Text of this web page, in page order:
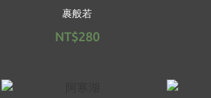
裹般若
NT$280